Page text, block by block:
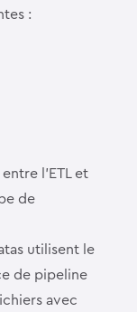
:
l’ETL et
de
utilisent le
de pipeline
avec